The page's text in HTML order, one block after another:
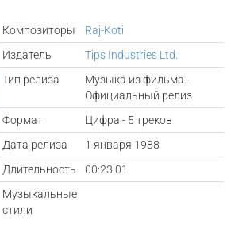
Композиторы
Raj-Koti
Издатель
Tips Industries Ltd.
Тип релиза
Музыка из фильма -
Официальный релиз
Формат
Цифра - 5 треков
Дата релиза
1 января 1988
Длительность
00:23:01
Музыкальные
стили